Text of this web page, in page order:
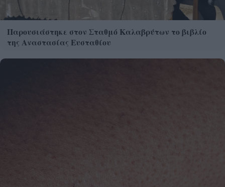
Παρουσιάστηκε στον Σταθμό Καλαβρύτων το βιβλίο
της Αναστασίας Ευσταθίου